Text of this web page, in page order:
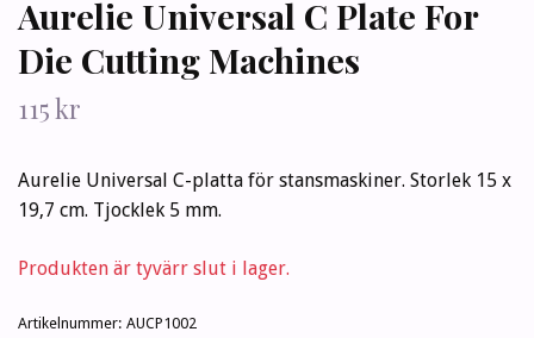
Aurelie Universal C Plate For
Die Cutting Machines
115 kr
Aurelie Universal C-platta för stansmaskiner. Storlek 15 x
19,7 cm. Tjocklek 5 mm.
Produkten är tyvärr slut i lager.
Artikelnummer: AUCP1002